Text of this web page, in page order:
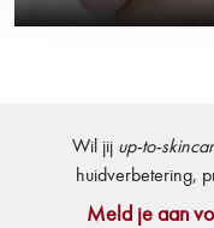
Wil jij up-to-
huidverbetering,
Meld je aan